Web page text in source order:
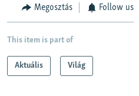
Megosztás Follow us
This item is part of
Aktuális Világ